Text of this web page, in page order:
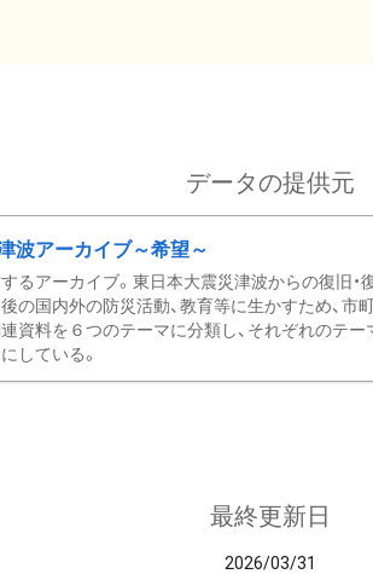
データの提供元
波アーカイブ～希望～
るアーカイブ。東日本大震災津波からの復旧
の国内外の防災活動、教育等に生かすため、
資料を６つのテーマに分類し、それぞれのテ
している。
最終更新日
2026/03/31